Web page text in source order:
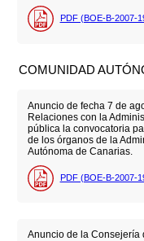
PDF (BOE-B-2007-
COMUNIDAD
Anuncio de fecha 7 de
Relaciones con la
pública la convocatoria
de los órganos de la
Autónoma de Canarias.
PDF (BOE-B-2007-
Anuncio de la Consejería